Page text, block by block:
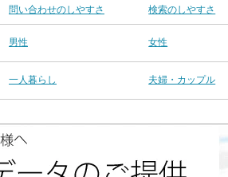
問い合わせのしやすさ
検索のしやすさ
男性 女性
一人暮らし 夫婦・カップル